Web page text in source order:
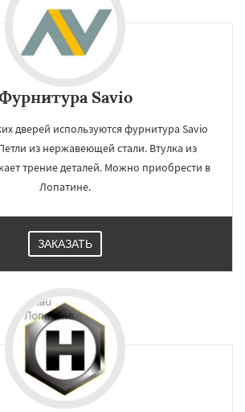
Savio
дверей используются фурнитура Savio
Петли из нержавеющей стали. Втулка из
трение деталей. Можно приобрести в
Лопатине.
ЗАКАЗАТЬ